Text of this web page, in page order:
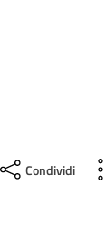
Condividi